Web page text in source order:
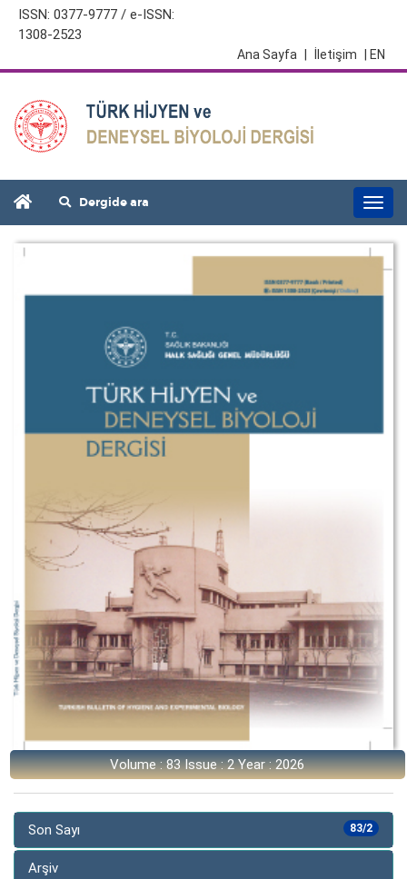
ISSN: 0377-9777 / e-ISSN:
1308-2523
| EN
İletişim
Ana Sayfa
Dergide ara
Volume : 83 Issue : 2 Year : 2026
83/2
Son Sayı
Arşiv